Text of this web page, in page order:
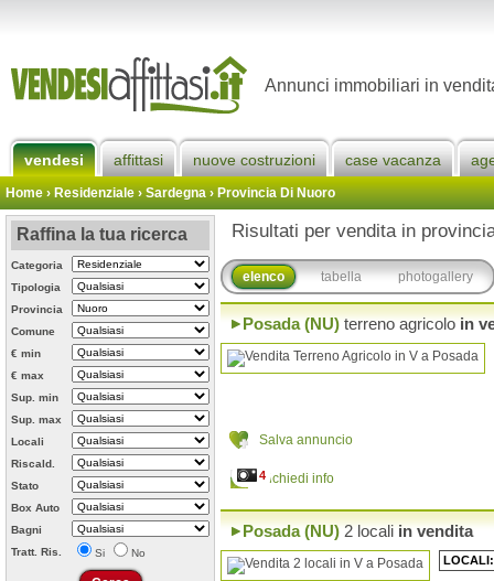
Annunci immobiliari in
vendesi affittasi nuove costruzioni case vacanza
Home› Residenziale › Sardegna ›Provincia Di Nuoro
Raffina la tua ricerca
Categoria
Tipologia
Provincia
Comune
€ min
€ max
Sup. min
Sup. max
Locali
Riscald.
Stato
Box Auto
Bagni
Tratt. Ris.
Si No
Risultati per vendita in
elenco tabella photogallery
Posada (NU) terreno agricolo in
4
Salva annuncio
Richiedi info
Posada (NU) 2 locali in vendita